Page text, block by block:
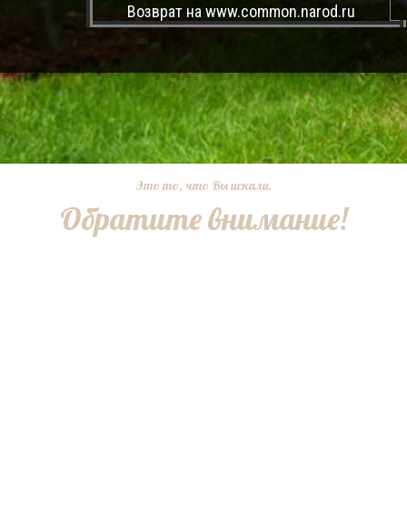
Возврат на www.common.narod.ru
Это то, что Вы искали.
Обратите внимание!